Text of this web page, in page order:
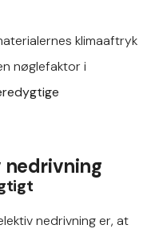
klimaaftryk
nøglefaktor i
nedrivning
nedrivning er, at